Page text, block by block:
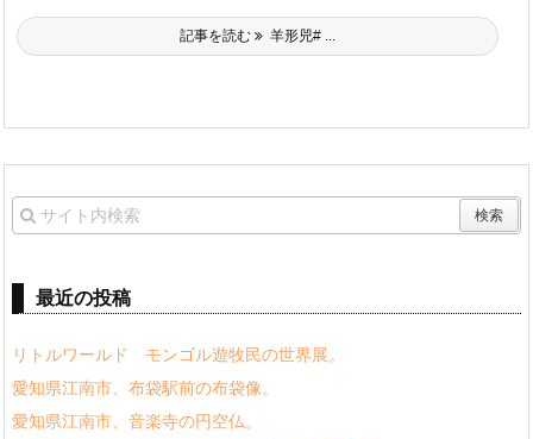
記事を読む 羊形兕# ...
最近の投稿
リトルワールド モンゴル遊牧民の世界展。
愛知県江南市、布袋駅前の布袋像。
愛知県江南市、音楽寺の円空仏。